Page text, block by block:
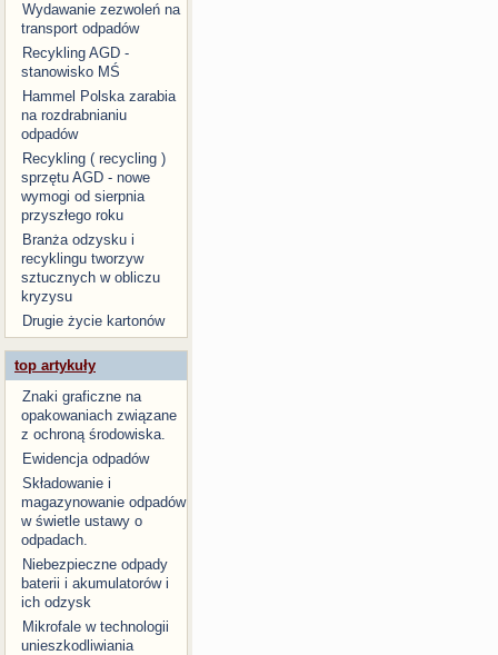
Wydawanie zezwoleń na
transport odpadów
Recykling AGD -
stanowisko MŚ
Hammel Polska zarabia
na rozdrabnianiu
odpadów
Recykling ( recycling )
sprzętu AGD - nowe
wymogi od sierpnia
przyszłego roku
Branża odzysku i
recyklingu tworzyw
sztucznych w obliczu
kryzysu
Drugie życie kartonów
top artykuły
Znaki graficzne na
opakowaniach związane
z ochroną środowiska.
Ewidencja odpadów
Składowanie i
magazynowanie odpadów
w świetle ustawy o
odpadach.
Niebezpieczne odpady
baterii i akumulatorów i
ich odzysk
Mikrofale w technologii
unieszkodliwiania